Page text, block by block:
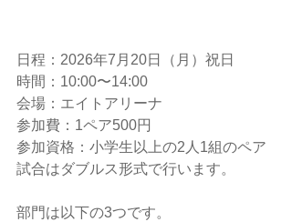
日程：2026年7月20日（月）祝日
時間：10:00〜14:00
会場：エイトアリーナ
参加費：1ペア500円
参加資格：小学生以上の2人1組のペア
試合はダブルス形式で行います。
部門は以下の3つです。